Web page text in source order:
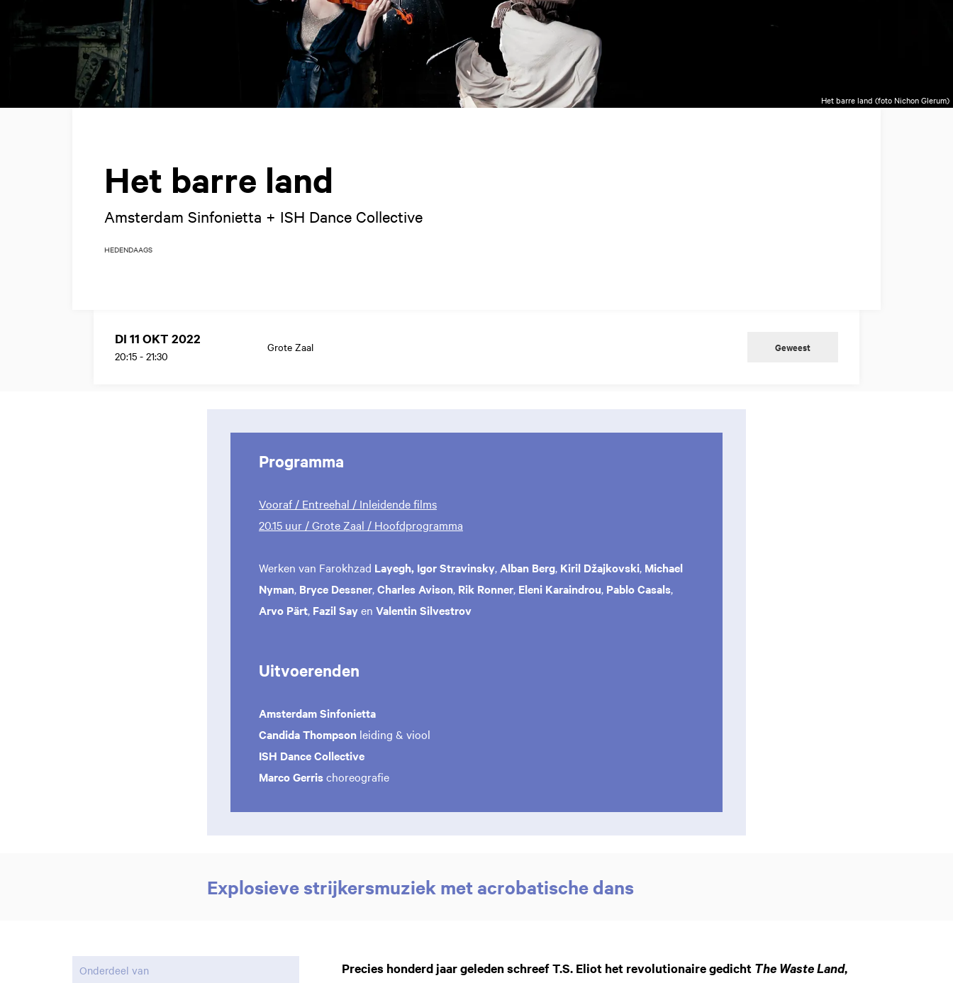
Het barre land (foto Nichon Glerum)
Het barre land
Amsterdam Sinfonietta + ISH Dance Collective
HEDENDAAGS
DI 11 OKT 2022
20:15 - 21:30
Grote Zaal Geweest
Programma
Vooraf / Entreehal / Inleidende films
20.15 uur / Grote Zaal / Hoofdprogramma
Werken van Farokhzad Layegh, Igor Stravinsky, Alban Berg, Kiril Džajkovski, Michael
Nyman, Bryce Dessner,Charles Avison, Rik Ronner, Eleni Karaindrou, Pablo Casals,
Arvo Pärt, Fazil Sayen Valentin Silvestrov
Uitvoerenden
Amsterdam Sinfonietta
Candida Thompson leiding & viool
ISH Dance Collective
Marco Gerrischoreografie
Explosieve strijkersmuziek met acrobatische dans
Precies honderd jaar geleden schreef T.S. Eliot het revolutionaire gedicht The Waste Land,
Onderdeel van